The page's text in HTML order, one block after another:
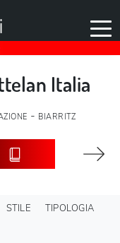
Italia
- BIARRITZ
STILE TIPOLOGIA